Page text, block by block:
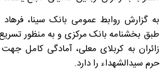
به گزارش روابط‌ عمومی بانک سینا،
طبق بخشنامه بانک مرکزی و به منظور
زائران به کربلای معلی، آمادگی کامل جهت
حرم سیدالشهداء را دارد.